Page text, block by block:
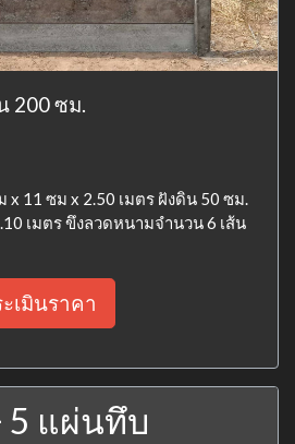
200 ซม.
x 11 ซม x 2.50 เมตร ฝังดิน 50 ซม.
เมตร ขึงลวดหนามจำนวน 6 เส้น
เมินราคา
5 แผ่นทึบ